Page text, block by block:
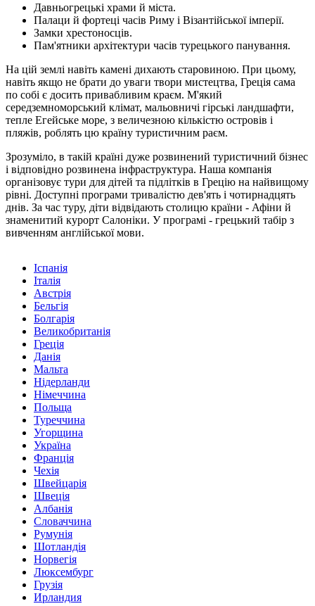
Давньогрецькі храми й міста.
Палаци й фортеці часів Риму і Візантійської імперії.
Замки хрестоносців.
Пам'ятники архітектури часів турецького панування.
На цій землі навіть камені дихають старовиною. При цьому,
навіть якщо не брати до уваги твори мистецтва, Греція сама
по собі є досить привабливим краєм. М'який
середземноморський клімат, мальовничі гірські ландшафти,
тепле Егейське море, з величезною кількістю островів і
пляжів, роблять цю країну туристичним раєм.
Зрозуміло, в такій країні дуже розвинений туристичний бізнес
і відповідно розвинена інфраструктура. Наша компанія
організовує тури для дітей та підлітків в Грецію на найвищому
рівні. Доступні програми тривалістю дев'ять і чотирнадцять
днів. За час туру, діти відвідають столицю країни - Афіни й
знаменитий курорт Салоніки. У програмі - грецький табір з
вивченням англійської мови.
Іспанія
Італія
Австрія
Бельгія
Болгарія
Великобританія
Греція
Данія
Мальта
Нідерланди
Німеччина
Польща
Туреччина
Угорщина
Україна
Франція
Чехія
Швейцарія
Швеція
Албанія
Словаччина
Румунія
Шотландія
Норвегія
Люксембург
Грузія
Ирландия